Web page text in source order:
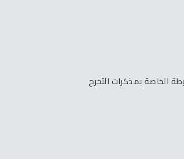
الخاصة بمذكرات التخرج